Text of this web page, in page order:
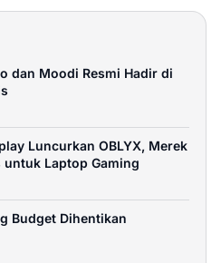
dan Moodi Resmi Hadir di
Luncurkan OBLYX, Merek
untuk Laptop Gaming
Budget Dihentikan